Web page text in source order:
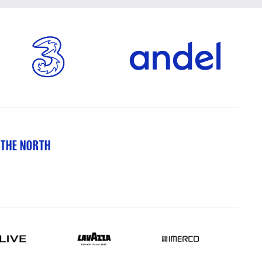
NORTH